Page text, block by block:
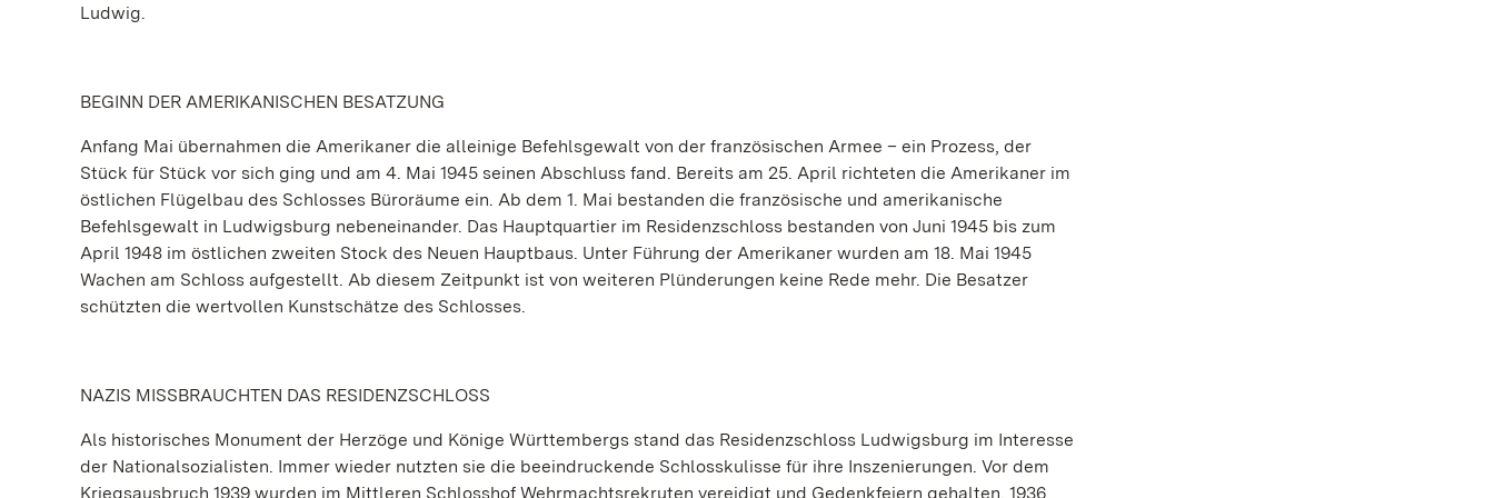
Ludwig.
BEGINN DER AMERIKANISCHEN BESATZUNG
Anfang Mai übernahmen die Amerikaner die alleinige Befehlsgewalt von der französischen Armee – ein Prozess, der
Stück für Stück vor sich ging und am 4. Mai 1945 seinen Abschluss fand. Bereits am 25. April richteten die Amerikaner im
östlichen Flügelbau des Schlosses Büroräume ein. Ab dem 1. Mai bestanden die französische und amerikanische
Befehlsgewalt in Ludwigsburg nebeneinander. Das Hauptquartier im Residenzschloss bestanden von Juni 1945 bis zum
April 1948 im östlichen zweiten Stock des Neuen Hauptbaus. Unter Führung der Amerikaner wurden am 18. Mai 1945
Wachen am Schloss aufgestellt. Ab diesem Zeitpunkt ist von weiteren Plünderungen keine Rede mehr. Die Besatzer
schützten die wertvollen Kunstschätze des Schlosses.
NAZIS MISSBRAUCHTEN DAS RESIDENZSCHLOSS
Als historisches Monument der Herzöge und Könige Württembergs stand das Residenzschloss Ludwigsburg im Interesse
der Nationalsozialisten. Immer wieder nutzten sie die beeindruckende Schlosskulisse für ihre Inszenierungen. Vor dem
Kriegsausbruch 1939 wurden im Mittleren Schlosshof Wehrmachtsrekruten vereidigt und Gedenkfeiern gehalten. 1936